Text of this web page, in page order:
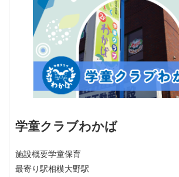
学童クラブわかば
施設概要学童保育
最寄り駅相模大野駅